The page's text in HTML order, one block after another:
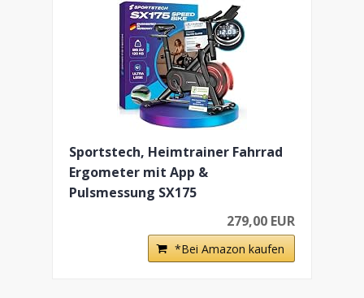
Sportstech, Heimtrainer Fahrrad
Ergometer mit App &
Pulsmessung SX175
279,00 EUR
*Bei Amazon kaufen